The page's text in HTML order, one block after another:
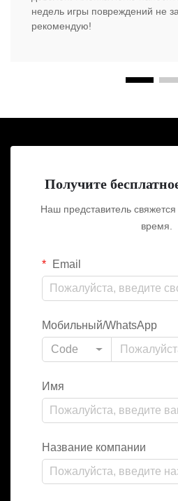
недель игры повреждений не
рекомендую!
Получите
Наш представитель
время.
Email
Мобильный/WhatsApp
Code
Имя
Название компании